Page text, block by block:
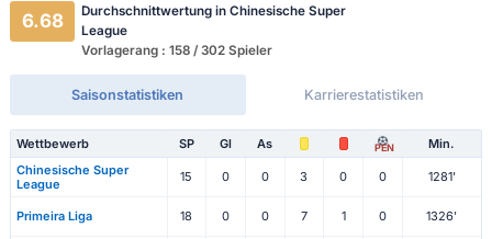
6.68
Durchschnittwertung in Chinesische Super
League
Vorlagerang : 158 / 302 Spieler
Saisonstatistiken Karrierestatistiken
Wettbewerb SP Gl As PEN
Min.
Chinesische Super
League
15 0 0 3 0 0 1281'
Primeira Liga 18 0 0 7 1 0 1326'